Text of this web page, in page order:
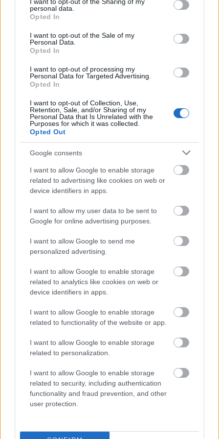
grant or deny consent to Google and its third-party tags to
use your data for below specified purposes in below Google
consent section.
personal data.
Opted In
I want to opt-out of the Sale of my
Personal Data.
Opted In
I want to opt-out of processing my
Personal Data for Targeted Advertising.
Opted In
I want to opt-out of Collection, Use,
Retention, Sale, and/or Sharing of my
Personal Data that Is Unrelated with the
Purposes for which it was collected.
Opted Out
Google consents
I want to allow Google to enable storage
related to advertising like cookies on web or
device identifiers in apps.
I want to allow my user data to be sent to
Google for online advertising purposes.
I want to allow Google to send me
personalized advertising.
I want to allow Google to enable storage
related to analytics like cookies on web or
device identifiers in apps.
I want to allow Google to enable storage
related to functionality of the website or app.
I want to allow Google to enable storage
related to personalization.
I want to allow Google to enable storage
related to security, including authentication
functionality and fraud prevention, and other
user protection.
Los azulones sólo tienen la baja por lesión de Juanmi para
recibir al Mallorca. Kiko Femenia es duda y Abqar no podrá
jugar al estar sancionado.
Juan Carlos, Portu, Ter Stegen y Vanat continúan en la
enfermería rojiblanca. Van de Beek podría recibir el alta y
formar parte de la convocatoria de la jornada 36.
Levante
Luis Castro no podrá contar con los servicios de Elgezabal,
Primo y Carlos Álvarez para el duelo frente al Celta. Iván
Romero está recuperado y regresa a la convocatoria,
aunque según palabras de Luis Castro no será titular.
Mallorca
Raíllo, Salas, Bergstrom, Kumbulla y Joseph continúan en
la enfermería bermellona. Samu Costa es baja por sanción
por las que fue sustituido en la jornada 35. Demichelis ha
confirmado rotaciones.
Víctor Muñoz es la única baja por lesión en los rojillos para
jugar contra el Atlético. Sergio Herrera tampoco estará a
disposición de Alessio Lisci tras su expulsión en el último
Rayo Vallecano
Íñigo Pérez realizará rotaciones tras el partido del lunes.